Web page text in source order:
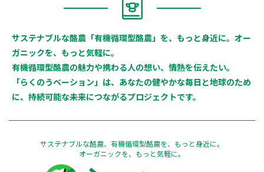
サステナブルな酪農「有機循環型酪農」を、もっと身近に。オー
ガニックを、もっと気軽に。
有機循環型酪農の魅力や携わる人の想い、情熱を伝えたい。
「らくのうベーション」は、あなたの健やかな毎日と地球のため
に、持続可能な未来につながるプロジェクトです。
サステナブルな酪農、有機循環型酪農を、もっと身近に。
オーガニックを、もっと気軽に。